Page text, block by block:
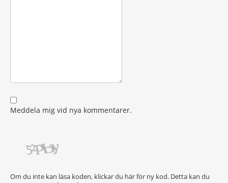
Meddela mig vid nya kommentarer.
Om du inte kan läsa koden, klickar du här för ny kod. Detta kan du